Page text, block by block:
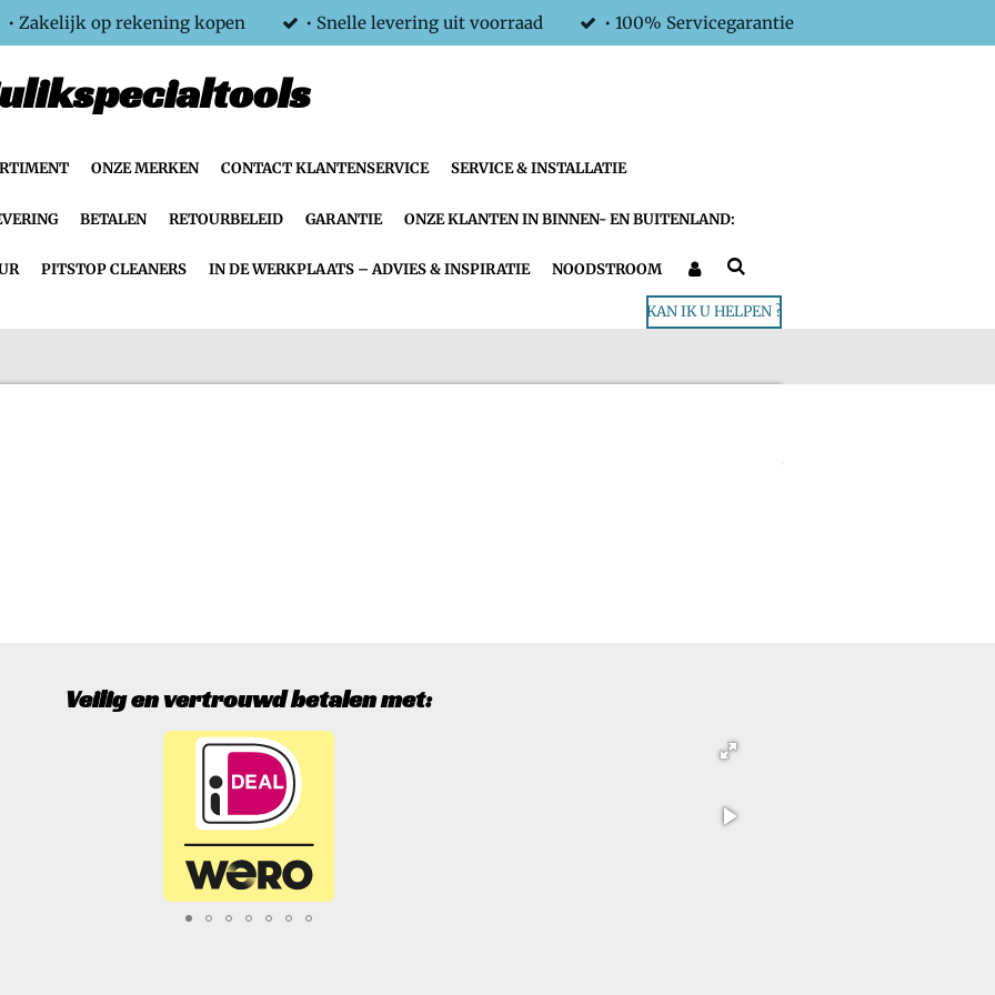
• Zakelijk op rekening kopen • Snelle levering uit voorraad • 100% Servicegarantie
ONZE MERKEN CONTACT KLANTENSERVICE SERVICE & INSTALLATIE
BETALEN RETOURBELEID GARANTIE ONZE KLANTEN IN BINNEN- EN BUITENLAND:
PITSTOP CLEANERS IN DE WERKPLAATS – ADVIES & INSPIRATIE NOODSTROOM
KAN IK U HELPEN ?
Veilig en vertrouwd betalen met: